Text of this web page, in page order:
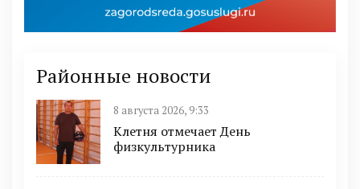
Районные новости
8 августа 2026, 9:33
Клетня отмечает День
физкультурника